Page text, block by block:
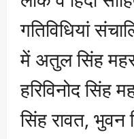
गतिविधियां
में अतुल सिंह
हरिविनोद सिंह
सिंह रावत, भुवन